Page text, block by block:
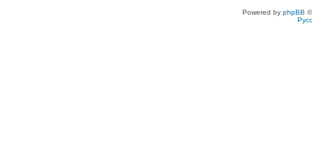
Powered by phpBB